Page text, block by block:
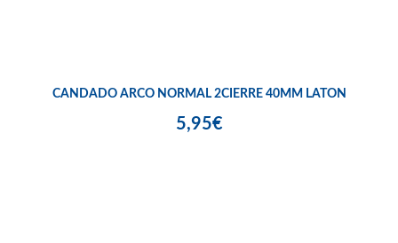
CANDADO ARCO NORMAL 2CIERRE 40MM LATON
5,95€